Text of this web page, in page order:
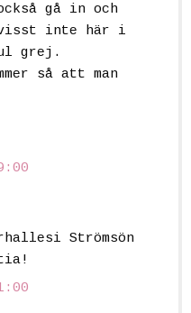
gå in och
inte här i
grej.
så att man
Strömsön